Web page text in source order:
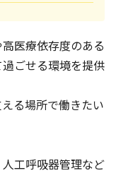
医療依存度のある
ごせる環境を提供
る場所で働きたい
工呼吸器管理など